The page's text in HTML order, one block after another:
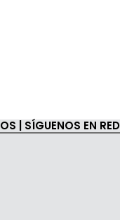
| SÍGUENOS EN